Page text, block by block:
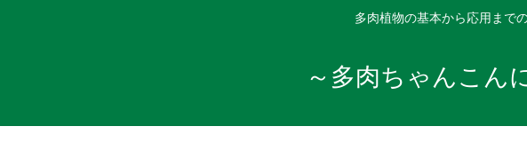
多肉植物の基本から応用まで
～多肉ちゃんこん